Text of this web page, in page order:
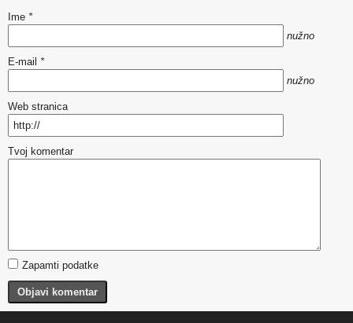
Ime *
nužno
E-mail *
nužno
Web stranica
Tvoj komentar
Zapamti podatke
Objavi komentar